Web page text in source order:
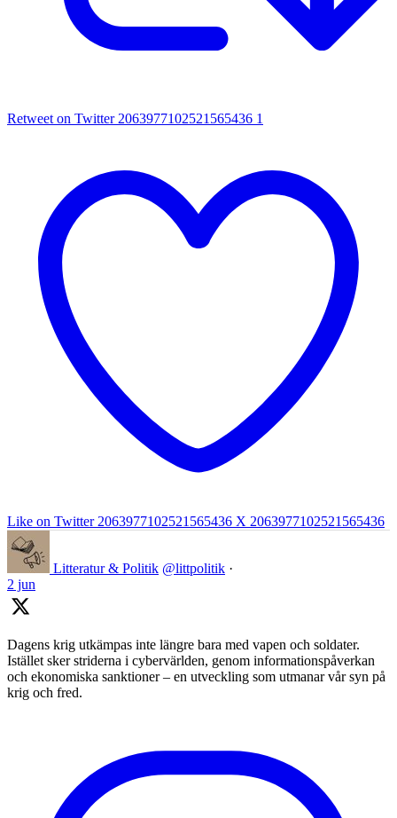
Retweet on Twitter 2063977102521565436 1
Like on Twitter 2063977102521565436 X 2063977102521565436
Litteratur & Politik @littpolitik ·
2 jun
Dagens krig utkämpas inte längre bara med vapen och soldater.
Istället sker striderna i cybervärlden, genom informationspåverkan
och ekonomiska sanktioner – en utveckling som utmanar vår syn på
krig och fred.